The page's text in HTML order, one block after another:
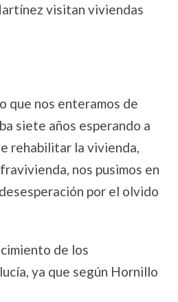
visitan viviendas
que nos enteramos de
siete años esperando a
rehabilitar la vivienda,
nos pusimos en
por el olvido
de los
ya que según Hornillo